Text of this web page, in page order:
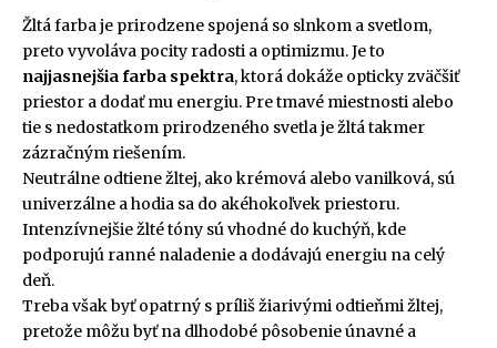
Žltá farba je prirodzene spojená so slnkom a svetlom,
preto vyvoláva pocity radosti a optimizmu. Je to
najjasnejšia farba spektra, ktorá dokáže opticky zväčšiť
priestor a dodať mu energiu. Pre tmavé miestnosti alebo
tie s nedostatkom prirodzeného svetla je žltá takmer
zázračným riešením.
Neutrálne odtiene žltej, ako krémová alebo vanilková, sú
univerzálne a hodia sa do akéhokoľvek priestoru.
Intenzívnejšie žlté tóny sú vhodné do kuchýň, kde
podporujú ranné naladenie a dodávajú energiu na celý
deň.
Treba však byť opatrný s príliš žiarivými odtieňmi žltej,
pretože môžu byť na dlhodobé pôsobenie únavné a